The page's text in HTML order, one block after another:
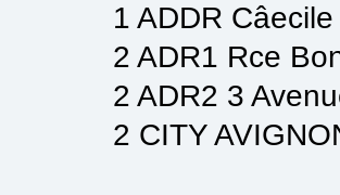
1 ADDR
2 ADR1 Rce
2 ADR2 3
2 CITY